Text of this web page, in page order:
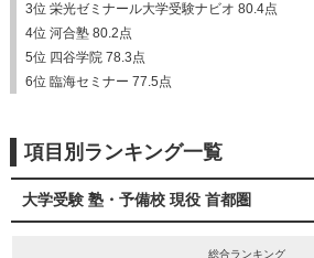
3位 栄光ゼミナール大学受験ナビオ 80.4点
4位 河合塾 80.2点
5位 四谷学院 78.3点
6位 臨海セミナー 77.5点
項目別ランキング一覧
大学受験 塾・予備校 現役 首都圏
総合ランキング